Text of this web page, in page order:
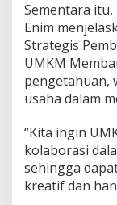
Sementara itu,
Enim
Strategis
UMKM
pengetahuan,
usaha dalam
“Kita ingin
kolaborasi
sehingga
kreatif dan